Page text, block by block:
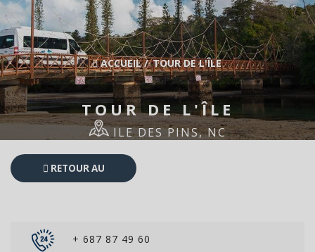
ACCUEIL/ TOUR DE L'ÎLE
TOUR DE L'ÎLE
ILE DES PINS, NC
RETOUR AU
+ 687 87 49 60